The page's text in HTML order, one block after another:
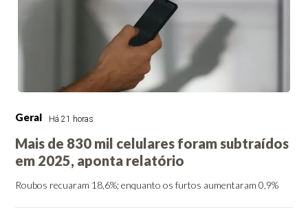
Geral Há 21 horas
Mais de 830 mil celulares foram subtraídos
em 2025, aponta relatório
Roubos recuaram 18,6%; enquanto os furtos aumentaram 0,9%